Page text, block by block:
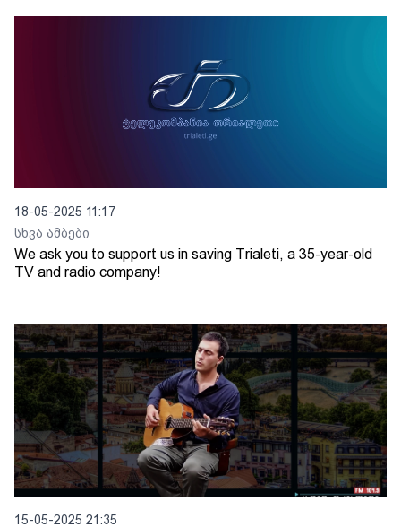
18-05-2025 11:17
სხვა ამბები
We ask you to support us in saving Trialeti, a 35-year-old
TV and radio company!
15-05-2025 21:35